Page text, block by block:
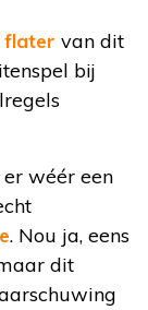
flater van dit
bij
er wéér een
. Nou ja, eens
dit